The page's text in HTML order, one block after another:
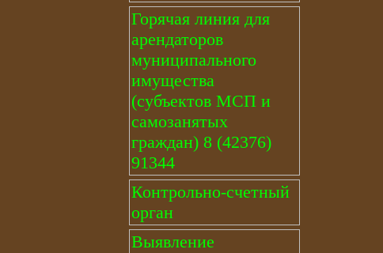
Горячая линия для
арендаторов
муниципального
имущества
(субъектов МСП и
самозанятых
граждан) 8 (42376)
91344
Контрольно-счетный
орган
Выявление